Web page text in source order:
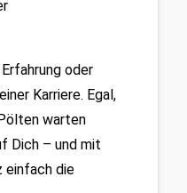
oder
Karriere. Egal,
warten
Dich – und mit
einfach die